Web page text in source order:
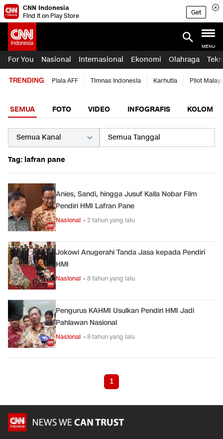
CNN Indonesia
Find it on Play Store
Get
MENU
For You Nasional Internasional Ekonomi Olahraga
TRENDING Piala AFF Timnas Indonesia Karhutla Pilot
SEMUA FOTO VIDEO INFOGRAFIS KOLOM
Tag: lafran pane
Anies, Sandi, hingga Jusuf Kalla Nobar Film
Pendiri HMI Lafran Pane
Nasional • 2 tahun yang lalu
Jokowi Anugerahi Tanda Jasa kepada Pendiri
HMI
Nasional • 8 tahun yang lalu
Pengurus KAHMI Usulkan Pendiri HMI Jadi
Pahlawan Nasional
Nasional • 8 tahun yang lalu
1